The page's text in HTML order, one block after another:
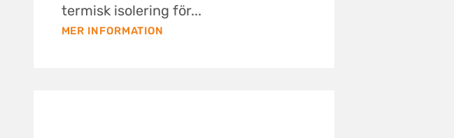
termisk isolering för...
MER INFORMATION